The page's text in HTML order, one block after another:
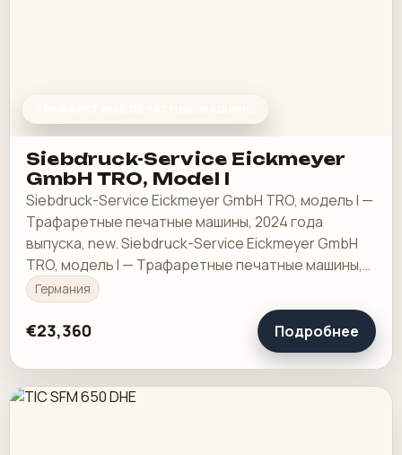
Siebdruck-Service Eickmeyer
GmbH TRO, Model I
Siebdruck-Service Eickmeyer GmbH TRO, модель I —
Трафаретные печатные машины, 2024 года
выпуска, new. Siebdruck-Service Eickmeyer GmbH
TRO, модель I — Трафаретные печатные машины,
2024 года выпуска, new. Drying and Burn-in…
Германия
€23,360 Подробнее